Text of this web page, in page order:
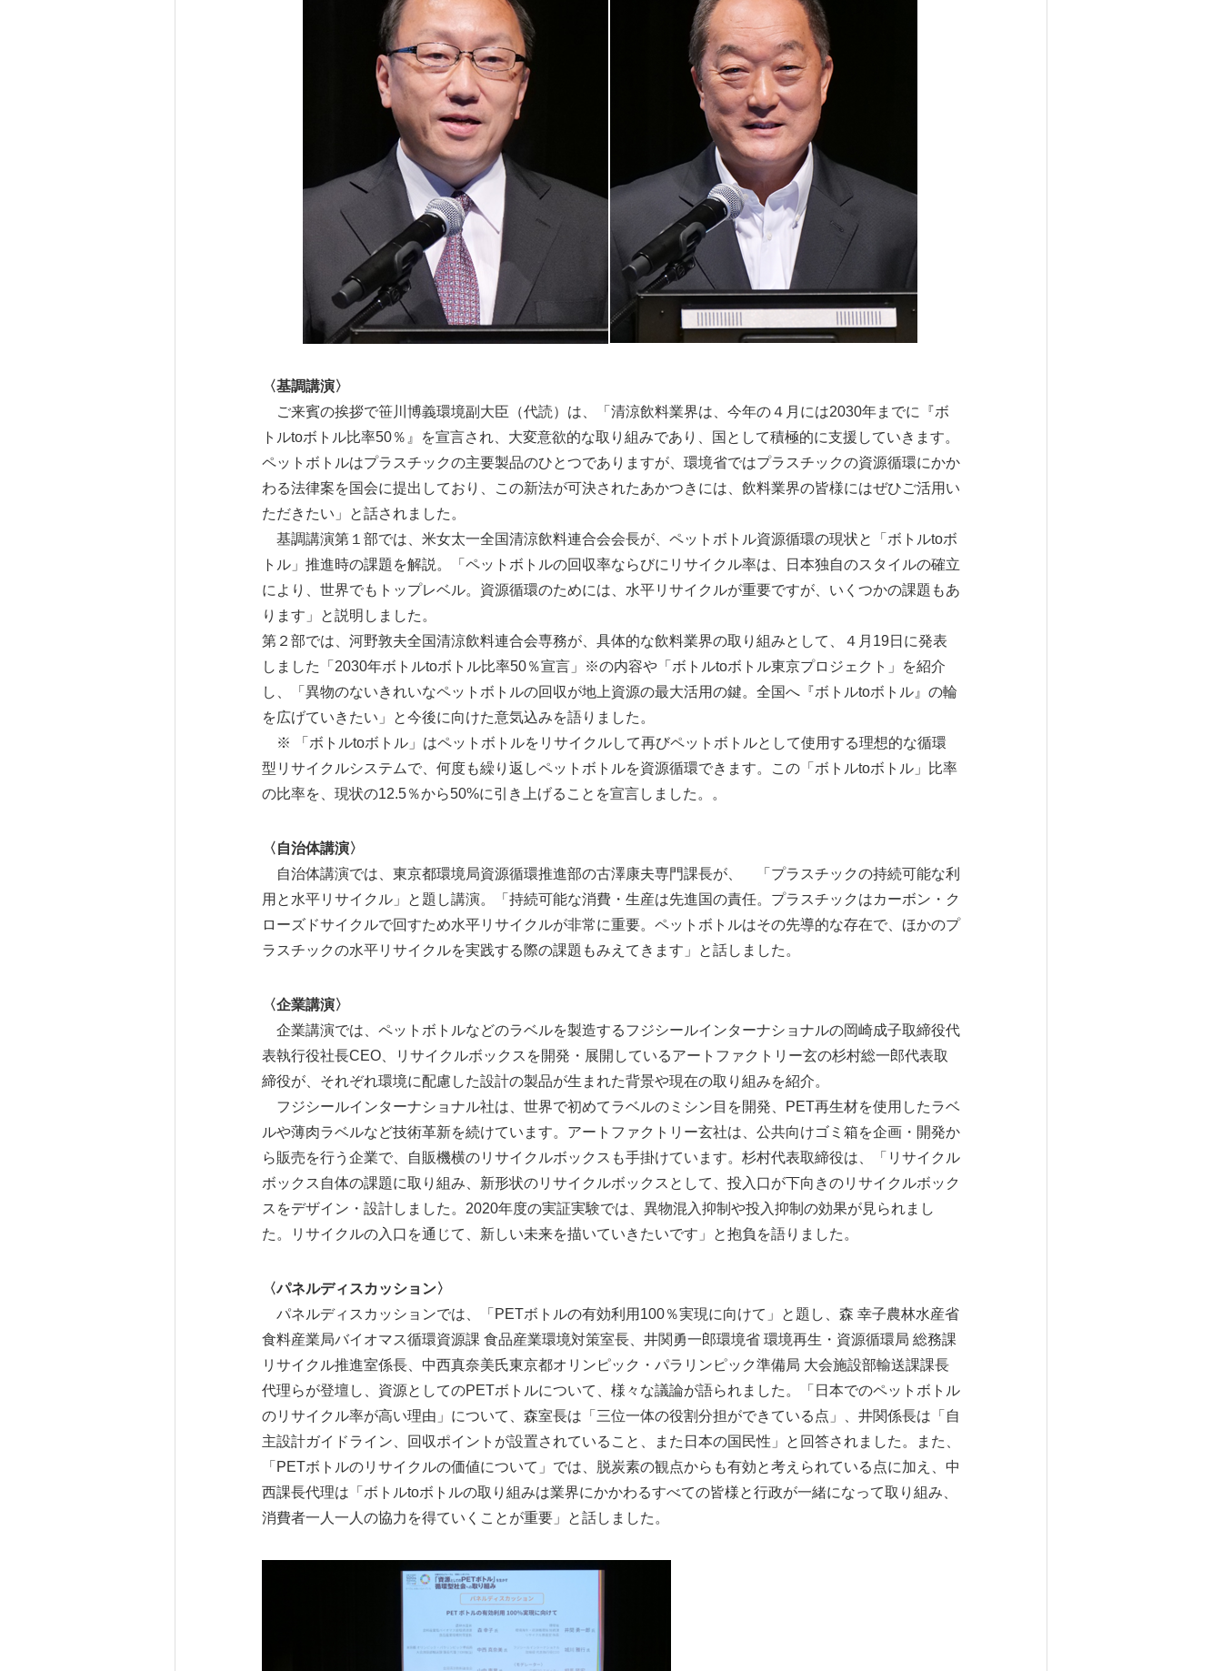
〈基調講演〉
ご来賓の挨拶で笹川博義環境副大臣（代読）は、「清涼飲料業界は、今年の４月には2030年までに『ボ
トルtoボトル比率50％』を宣言され、大変意欲的な取り組みであり、国として積極的に支援していきます。
ペットボトルはプラスチックの主要製品のひとつでありますが、環境省ではプラスチックの資源循環にかか
わる法律案を国会に提出しており、この新法が可決されたあかつきには、飲料業界の皆様にはぜひご活用い
ただきたい」と話されました。
基調講演第１部では、米女太一全国清涼飲料連合会会長が、ペットボトル資源循環の現状と「ボトルtoボ
トル」推進時の課題を解説。「ペットボトルの回収率ならびにリサイクル率は、日本独自のスタイルの確立
により、世界でもトップレベル。資源循環のためには、水平リサイクルが重要ですが、いくつかの課題もあ
ります」と説明しました。
第２部では、河野敦夫全国清涼飲料連合会専務が、具体的な飲料業界の取り組みとして、４月19日に発表
しました「2030年ボトルtoボトル比率50％宣言」※の内容や「ボトルtoボトル東京プロジェクト」を紹介
し、「異物のないきれいなペットボトルの回収が地上資源の最大活用の鍵。全国へ『ボトルtoボトル』の輪
を広げていきたい」と今後に向けた意気込みを語りました。
※ 「ボトルtoボトル」はペットボトルをリサイクルして再びペットボトルとして使用する理想的な循環
型リサイクルシステムで、何度も繰り返しペットボトルを資源循環できます。この「ボトルtoボトル」比率
の比率を、現状の12.5％から50%に引き上げることを宣言しました。。
〈自治体講演〉
自治体講演では、東京都環境局資源循環推進部の古澤康夫専門課長が、 「プラスチックの持続可能な利
用と水平リサイクル」と題し講演。「持続可能な消費・生産は先進国の責任。プラスチックはカーボン・ク
ローズドサイクルで回すため水平リサイクルが非常に重要。ペットボトルはその先導的な存在で、ほかのプ
ラスチックの水平リサイクルを実践する際の課題もみえてきます」と話しました。
〈企業講演〉
企業講演では、ペットボトルなどのラベルを製造するフジシールインターナショナルの岡崎成子取締役代
表執行役社長CEO、リサイクルボックスを開発・展開しているアートファクトリー玄の杉村総一郎代表取
締役が、それぞれ環境に配慮した設計の製品が生まれた背景や現在の取り組みを紹介。
フジシールインターナショナル社は、世界で初めてラベルのミシン目を開発、PET再生材を使用したラベ
ルや薄肉ラベルなど技術革新を続けています。アートファクトリー玄社は、公共向けゴミ箱を企画・開発か
ら販売を行う企業で、自販機横のリサイクルボックスも手掛けています。杉村代表取締役は、「リサイクル
ボックス自体の課題に取り組み、新形状のリサイクルボックスとして、投入口が下向きのリサイクルボック
スをデザイン・設計しました。2020年度の実証実験では、異物混入抑制や投入抑制の効果が見られまし
た。リサイクルの入口を通じて、新しい未来を描いていきたいです」と抱負を語りました。
〈パネルディスカッション〉
パネルディスカッションでは、「PETボトルの有効利用100％実現に向けて」と題し、森 幸子農林水産省
食料産業局バイオマス循環資源課 食品産業環境対策室長、井関勇一郎環境省 環境再生・資源循環局 総務課
リサイクル推進室係長、中西真奈美氏東京都オリンピック・パラリンピック準備局 大会施設部輸送課課長
代理らが登壇し、資源としてのPETボトルについて、様々な議論が語られました。「日本でのペットボトル
のリサイクル率が高い理由」について、森室長は「三位一体の役割分担ができている点」、井関係長は「自
主設計ガイドライン、回収ポイントが設置されていること、また日本の国民性」と回答されました。また、
「PETボトルのリサイクルの価値について」では、脱炭素の観点からも有効と考えられている点に加え、中
西課長代理は「ボトルtoボトルの取り組みは業界にかかわるすべての皆様と行政が一緒になって取り組み、
消費者一人一人の協力を得ていくことが重要」と話しました。
Japanese
English